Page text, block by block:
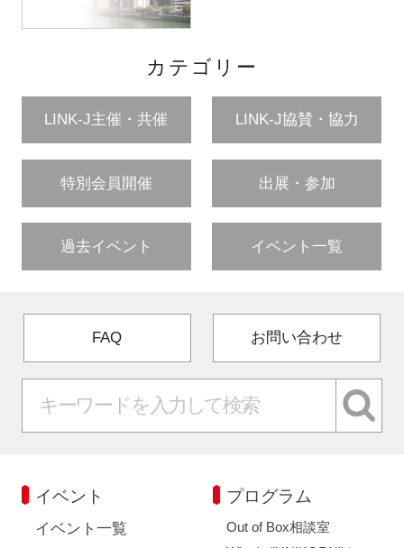
カテゴリー
LINK-J主催・共催 LINK-J協賛・協力
特別会員開催 出展・参加
過去イベント イベント一覧
FAQ お問い合わせ
イベント
イベント一覧
プログラム
Out of Box相談室